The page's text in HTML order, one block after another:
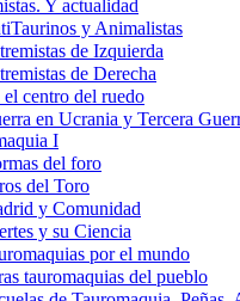
Y actualidad
y Animalistas
de Izquierda
de Derecha
centro del ruedo
en Ucrania y Tercera
I
del foro
del Toro
y Comunidad
y su Ciencia
por el mundo
tauromaquias del pueblo